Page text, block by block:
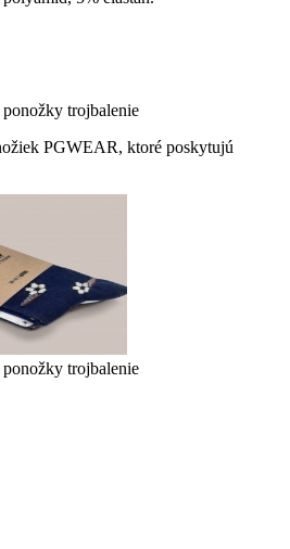
PGWEAR, ktoré poskytujú